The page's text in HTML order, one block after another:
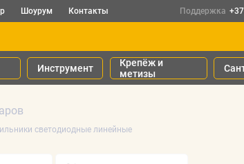
Шоурум Контакты Поддержка
Инструмент
Крепёж и
метизы
светодиодные линейные